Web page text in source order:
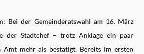
Bei der Gemeinderatswahl am 16. März
der Stadtchef – trotz Anklage ein paar
mehr als bestätigt. Bereits im ersten